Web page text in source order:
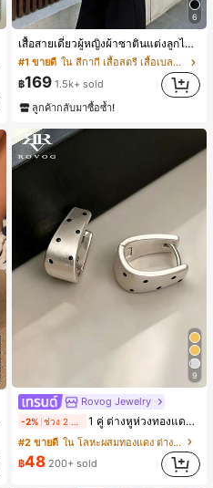
6
เสื้อสายเดี่ยวผู้หญิงผ้าซาตินแต่งลูกไม้ - เสื้อสายเดี่ยวฤดูร้อนสีคากีมีรอยผ่าด้านข้างที่น่าดึงดูดแบบสบายๆ
#1 ขายดี
ใน สีกากี เสื้อสตรี เสื้อเบลาส์ & Tee
฿169 1.5k+ sold
ลูกค้ากลับมาซื้อซ้ำ!
9
Rovog Jewelry
-2% 1 คู่ ต่างหูห่วงทองแดงขัดเงา ลายจุดเรขาคณิตสไตล์มินิมอล เหมาะสำหรับสวมใส่ประจำวันแบบสบายๆ สำหรับผู้หญิง
#2 ขายดี
ใน โลหะผสมทองแดง ต่างหูผู้หญิง
฿48 200+ sold